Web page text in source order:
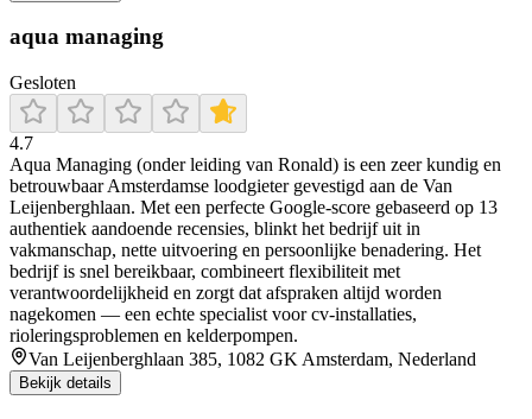
aqua managing
Gesloten
4.7
Aqua Managing (onder leiding van Ronald) is een zeer kundig en
betrouwbaar Amsterdamse loodgieter gevestigd aan de Van
Leijenberghlaan. Met een perfecte Google-score gebaseerd op 13
authentiek aandoende recensies, blinkt het bedrijf uit in
vakmanschap, nette uitvoering en persoonlijke benadering. Het
bedrijf is snel bereikbaar, combineert flexibiliteit met
verantwoordelijkheid en zorgt dat afspraken altijd worden
nagekomen — een echte specialist voor cv-installaties,
rioleringsproblemen en kelderpompen.
Van Leijenberghlaan 385, 1082 GK Amsterdam, Nederland
Bekijk details